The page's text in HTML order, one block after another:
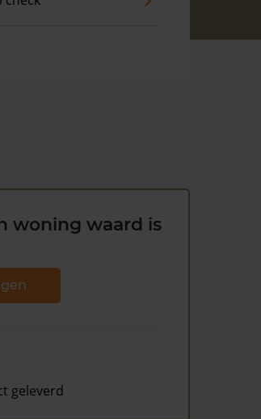
woning waard is
geleverd